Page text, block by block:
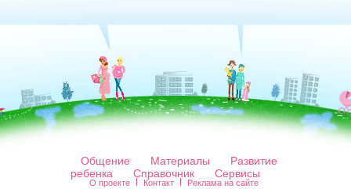
Общение Материалы
Развитие
ребенка
Справочник Сервисы
О проекте Контакт Реклама на сайте